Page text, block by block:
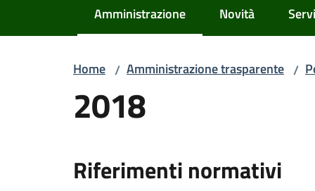
Amministrazione
Menu selezionato Novità
Home / Amministrazione trasparente /
2018
Riferimenti normativi